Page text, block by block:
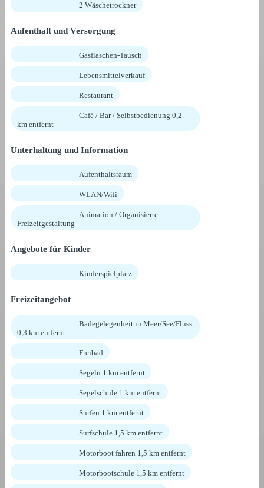
2 Wäschetrockner
Aufenthalt und Versorgung
Gasflaschen-Tausch
Lebensmittelverkauf
Restaurant
Café / Bar / Selbstbedienung 0,2
km entfernt
Unterhaltung und Information
Aufenthaltsraum
WLAN/Wifi
Animation / Organisierte
Freizeitgestaltung
Angebote für Kinder
Kinderspielplatz
Freizeitangebot
Badegelegenheit in Meer/See/Fluss
0,3 km entfernt
Freibad
Segeln 1 km entfernt
Segelschule 1 km entfernt
Surfen 1 km entfernt
Surfschule 1,5 km entfernt
Motorboot fahren 1,5 km entfernt
Motorbootschule 1,5 km entfernt